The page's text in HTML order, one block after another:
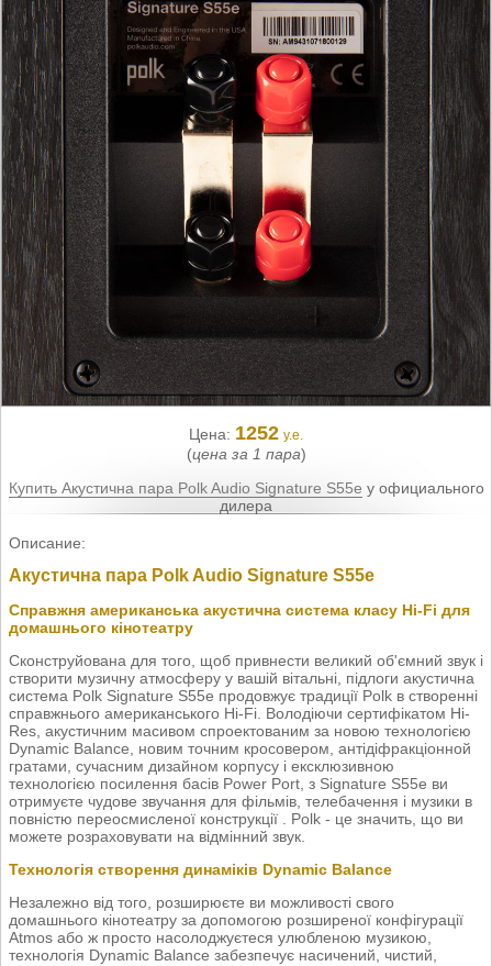
Цена: 1252 у.е.
(цена за 1 пара)
Купить Акустична пара Polk Audio Signature S55e у официального
дилера
Описание:
Акустична пара Polk Audio Signature S55e
Справжня американська акустична система класу Hi-Fi для
домашнього кінотеатру
Сконструйована для того, щоб привнести великий об'ємний звук і
створити музичну атмосферу у вашій вітальні, підлоги акустична
система Polk Signature S55e продовжує традиції Polk в створенні
справжнього американського Hi-Fi. Володіючи сертифікатом Hi-
Res, акустичним масивом спроектованим за новою технологією
Dynamic Balance, новим точним кросовером, антідіфракціонной
гратами, сучасним дизайном корпусу і ексклюзивною
технологією посилення басів Power Port, з Signature S55e ви
отримуєте чудове звучання для фільмів, телебачення і музики в
повністю переосмисленої конструкції . Polk - це значить, що ви
можете розраховувати на відмінний звук.
Технологія створення динаміків Dynamic Balance
Незалежно від того, розширюєте ви можливості свого
домашнього кінотеатру за допомогою розширеної конфігурації
Atmos або ж просто насолоджуєтеся улюбленою музикою,
технологія Dynamic Balance забезпечує насичений, чистий,